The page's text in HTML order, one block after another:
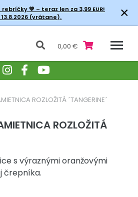
rebríčky💚 – teraz len za 3,99 EUR!
(vrátane).
×
0,00 €
ROZLOŽITÁ ´TANGERINE´
ROZLOŽITÁ
s výraznými oranžovými
črepníka.